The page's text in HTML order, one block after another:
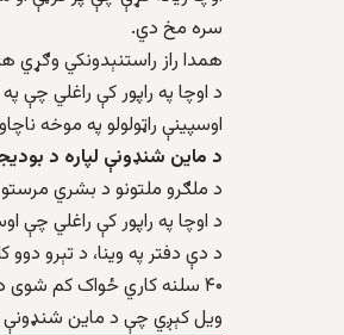
سره مخ دي.
همدا راز راستنېدونکي
د اوچا په راپور کې راغلي چې
اوسپينې راټولولو په موخه
د ماين شنډونې لپاره د
د ملګرو ملتونو د بشري
د اوچا په راپور کې راغلي
د دې دفتر په وينا، د تېرو
۴۰ سلنه کاري ځواک کم شوی دی.
ويل کېږي چې د ماين شنډونې د پرسونل شمېر له ۱۵